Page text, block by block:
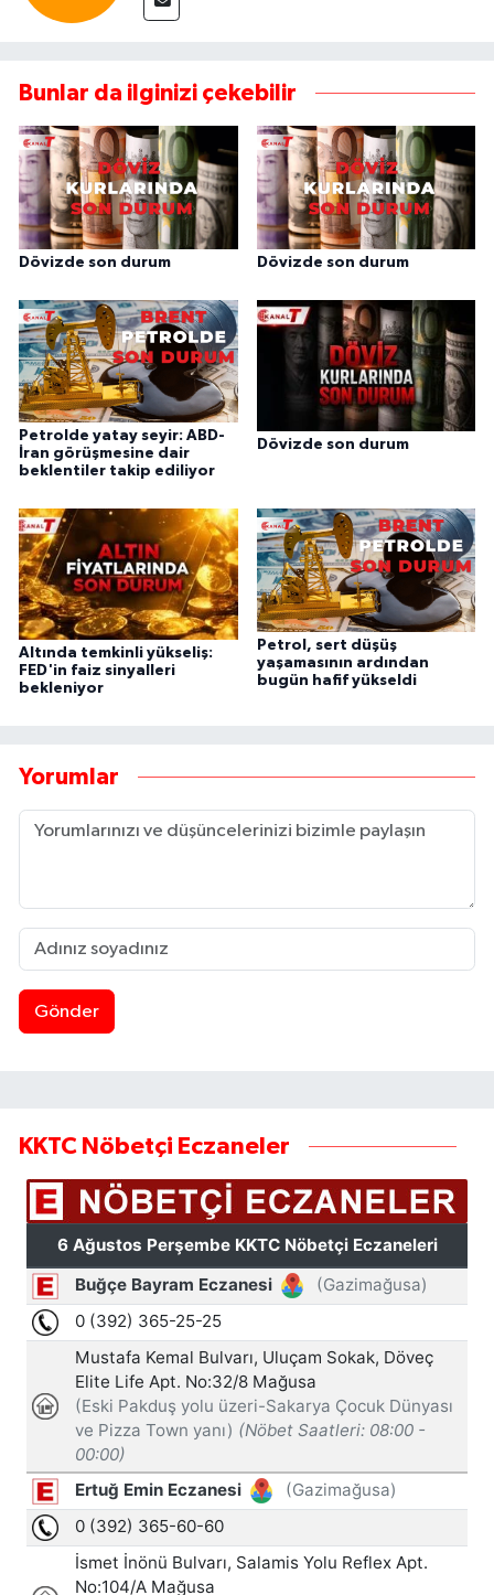
Bunlar da ilginizi çekebilir
Dövizde son durum Dövizde son durum
Petrolde yatay seyir: ABD-
İran görüşmesine dair
beklentiler takip ediliyor
Dövizde son durum
Altında temkinli yükseliş:
FED'in faiz sinyalleri
bekleniyor
Petrol, sert düşüş
yaşamasının ardından
bugün hafif yükseldi
Yorumlar
Gönder
KKTC Nöbetçi Eczaneler